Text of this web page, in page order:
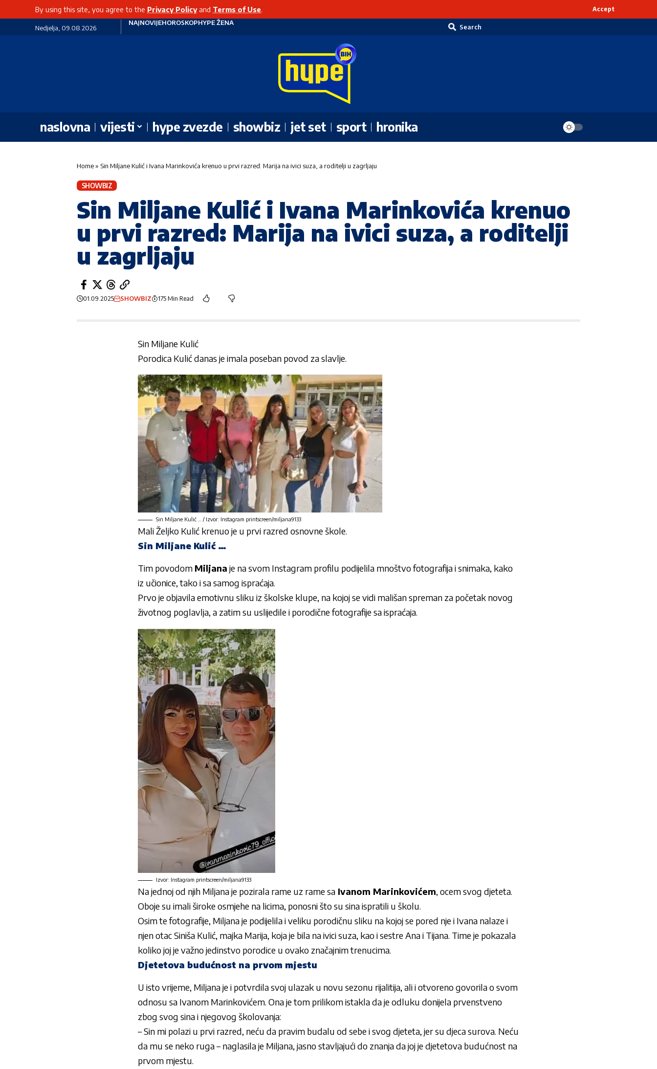
By using this site, you agree to the Privacy Policyand Terms of Use. Accept
Nedjelja, 09.08.2026
NAJNOVIJEHOROSKOPHYPE ŽENA
Search
naslovna vijesti hype zvezde showbiz jet set sport hronika
Home» Sin Miljane Kulić i Ivana Marinkovića krenuo u prvi razred: Marija na ivici suza, a roditelji u zagrljaju
SHOWBIZ
Sin Miljane Kulić i Ivana Marinkovića krenuo
u prvi razred: Marija na ivici suza, a roditelji
u zagrljaju
01.09.2025 SHOWBIZ 175 Min Read
Sin Miljane Kulić
Porodica Kulić danas je imala poseban povod za slavlje.
Sin Miljane Kulić … / Izvor: Instagram printscreen/miljana9133
Mali Željko Kulić krenuo je u prvi razred osnovne škole.
Sin Miljane Kulić …
Tim povodom Miljana je na svom Instagram profilu podijelila mnoštvo fotografija i snimaka, kako
iz učionice, tako i sa samog ispraćaja.
Prvo je objavila emotivnu sliku iz školske klupe, na kojoj se vidi mališan spreman za početak novog
životnog poglavlja, a zatim su uslijedile i porodične fotografije sa ispraćaja.
Izvor: Instagram printscreen/miljana9133
Na jednoj od njih Miljana je pozirala rame uz rame sa Ivanom Marinkovićem, ocem svog djeteta.
Oboje su imali široke osmjehe na licima, ponosni što su sina ispratili u školu.
Osim te fotografije, Miljana je podijelila i veliku porodičnu sliku na kojoj se pored nje i Ivana nalaze i
njen otac Siniša Kulić, majka Marija, koja je bila na ivici suza, kao i sestre Ana i Tijana. Time je pokazala
koliko joj je važno jedinstvo porodice u ovako značajnim trenucima.
Djetetova budućnost na prvom mjestu
U isto vrijeme, Miljana je i potvrdila svoj ulazak u novu sezonu rijalitija, ali i otvoreno govorila o svom
odnosu sa Ivanom Marinkovićem. Ona je tom prilikom istakla da je odluku donijela prvenstveno
zbog svog sina i njegovog školovanja:
– Sin mi polazi u prvi razred, neću da pravim budalu od sebe i svog djeteta, jer su djeca surova. Neću
da mu se neko ruga – naglasila je Miljana, jasno stavljajući do znanja da joj je djetetova budućnost na
prvom mjestu.